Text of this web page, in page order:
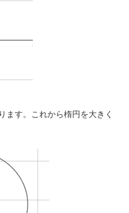
ます。これから楕円を大きく